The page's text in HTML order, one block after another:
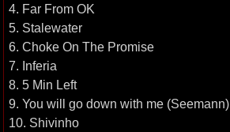
4. Far From OK
5. Stalewater
6. Choke On The Promise
7. Inferia
8. 5 Min Left
9. You will go down with me (Seemann)
10. Shivinho